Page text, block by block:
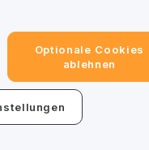
Optionale Cookies
ablehnen